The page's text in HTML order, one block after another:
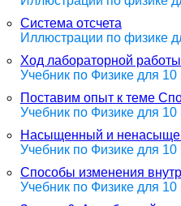
Система отсчета
Иллюстрации по физике
Ход лабораторной
Учебник по Физике для
Поставим опыт к теме
Учебник по Физике для
Насыщенный и
Учебник по Физике для
Способы изменения
Учебник по Физике для